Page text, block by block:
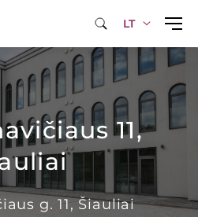
LT
11,
g. 11, Šiauliai